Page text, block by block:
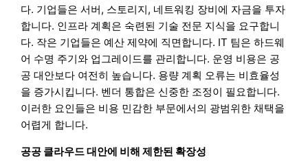
다. 기업들은 서버, 스토리지, 네트워킹 장비에 자금을 투자
합니다. 인프라 계획은 숙련된 기술 전문 지식을 요구합니
다. 작은 기업들은 예산 제약에 직면합니다. IT 팀은 하드웨
어 수명 주기와 업그레이드를 관리합니다. 운영 비용은 공
공 대안보다 여전히 높습니다. 용량 계획 오류는 비효율성
을 증가시킵니다. 벤더 통합은 신중한 조정이 필요합니다.
이러한 요인들은 비용 민감한 부문에서의 광범위한 채택을
어렵게 합니다.
공공 클라우드 대안에 비해 제한된 확장성